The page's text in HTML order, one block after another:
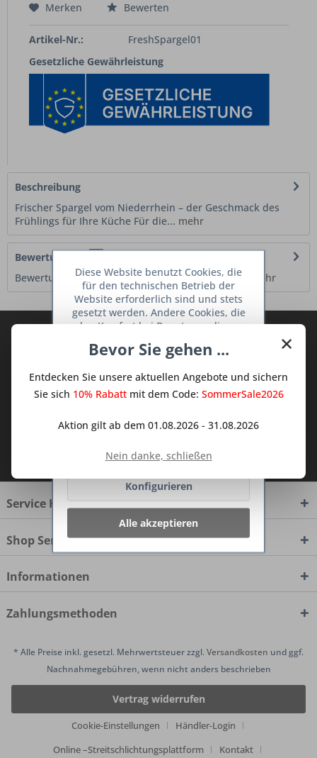
Merken Bewerten
Artikel-Nr.:
FreshSpargel01
Gesetzliche Gewährleistung
Beschreibung
Frischer Spargel vom Niederrhein – der Geschmack des
Frühlings für Ihre Küche Für die... mehr
Bewertungen
Bewertungen lesen, schreiben und diskutieren...
mehr
TraumKüche Newsletter und verpassen
dem Traum Küchen - Shop.
zur Kenntnis genommen.
Service Hotline
Shop Service
Informationen
Zahlungsmethoden
* Alle Preise inkl. gesetzl. Mehrwertsteuer zzgl.Versandkosten und ggf.
Nachnahmegebühren, wenn nicht anders beschrieben
Vertrag widerrufen
Cookie-Einstellungen
Händler-Login
Online –Streitschlichtungsplattform
Kontakt
×
Bevor Sie gehen ...
Entdecken Sie unsere aktuellen Angebote und sichern
Sie sich 10% Rabattmit dem Code: SommerSale2026
Aktion gilt ab dem 01.08.2026 - 31.08.2026
Nein danke, schließen
Diese Website benutzt Cookies, die
für den technischen Betrieb der
Website erforderlich sind und stets
gesetzt werden. Andere Cookies, die
den Komfort bei Benutzung dieser
dienen oder die Interaktion mit
Netzwerken vereinfachen sollen,
werden nur mit Ihrer Zustimmung
Ablehnen
Konfigurieren
Alle akzeptieren